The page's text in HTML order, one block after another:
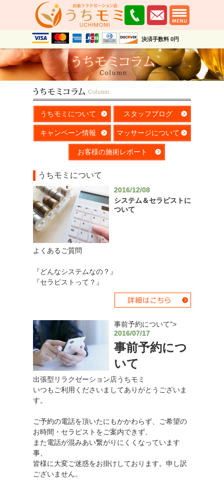
決済手数料 0円
うちモミについて スタッフブログ
キャンペーン情報 マッサージについて
お客様の施術レポート
うちモミについて
2016/12/08
システム＆セラピストに
ついて
よくあるご質問
『どんなシステムなの？』
『セラピストって？』
事前予約について">
2016/07/17
事前予約につ
いて
出張型リラクゼーション店うちモミ
いつもご利用くださいましてありがとうございま
す。
ご予約の電話を頂いたにもかかわらず、ご希望の
お時間・セラピストをご案内できず、
また電話が混みあい繋がりにくくなっています
事、
皆様に大変ご迷惑をお掛けしております。申し訳
ございません。